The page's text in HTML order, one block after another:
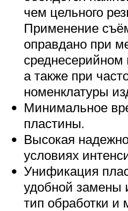
чем цельного
Применение
оправдано при
среднесерийном
а также при
номенклатуры
Минимальное
пластины.
Высокая
условиях
Унификация
удобной замены
тип обработки и